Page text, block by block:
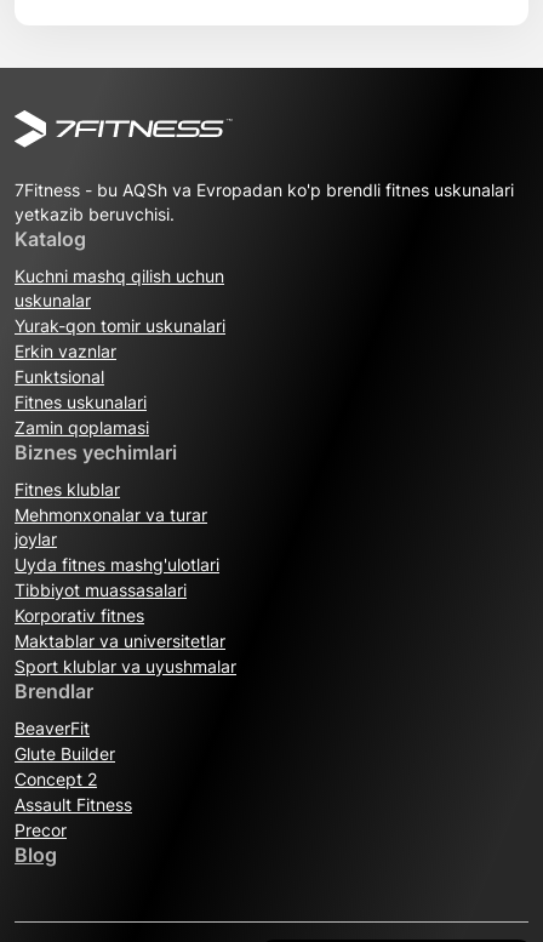
7Fitness - bu AQSh va Evropadan ko'p brendli fitnes uskunalari
yetkazib beruvchisi.
Katalog
Kuchni mashq qilish uchun
uskunalar
Yurak-qon tomir uskunalari
Erkin vaznlar
Funktsional
Fitnes uskunalari
Zamin qoplamasi
Biznes yechimlari
Fitnes klublar
Mehmonxonalar va turar
joylar
Uyda fitnes mashg'ulotlari
Tibbiyot muassasalari
Korporativ fitnes
Maktablar va universitetlar
Sport klublar va uyushmalar
Brendlar
BeaverFit
Glute Builder
Concept 2
Assault Fitness
Precor
Blog